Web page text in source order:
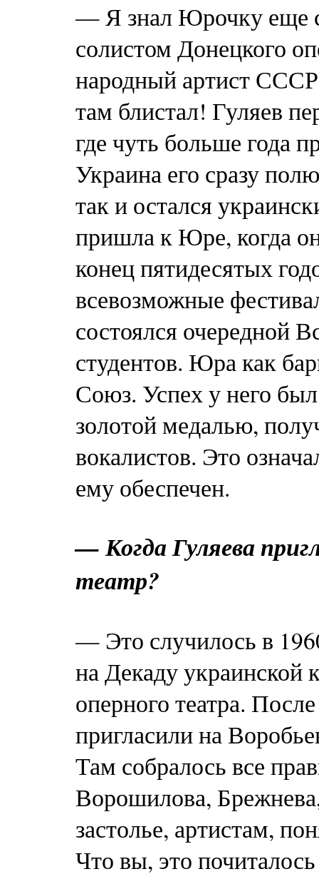
— Я знал Юрочку еще
солистом Донецкого
народный артист
там блистал! Гуляев
где чуть больше года
Украина его сразу
так и остался
пришла к Юре, когда
конец пятидесятых
всевозможные
состоялся очередной
студентов. Юра как
Союз. Успех у него
золотой медалью,
вокалистов. Это
ему обеспечен.
— Когда Гуляева
театр?
— Это случилось в
на Декаду украинской
оперного театра.
пригласили на
Там собралось все
Ворошилова,
застолье, артистам,
Что вы, это